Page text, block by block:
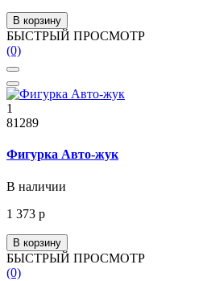
В корзину
БЫСТРЫЙ ПРОСМОТР
(0)
1
81289
Фигурка Авто-жук
В наличии
1 373 р
В корзину
БЫСТРЫЙ ПРОСМОТР
(0)